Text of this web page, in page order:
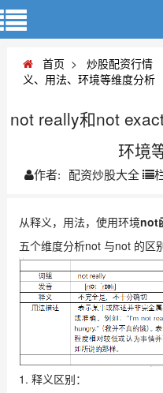
首页 > 炒股配资行情
义、用法、环境等维度分析
not really和not
环境
作者: 配资炒股大全
从释义，用法，使用环境not
五个维度分析not 与not 的区
1. 释义区别：